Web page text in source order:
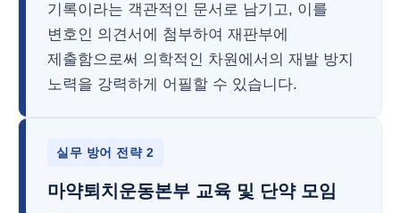
기록이라는 객관적인 문서로 남기고, 이를
변호인 의견서에 첨부하여 재판부에
제출함으로써 의학적인 차원에서의 재발 방지
노력을 강력하게 어필할 수 있습니다.
실무 방어 전략 2
마약퇴치운동본부 교육 및 단약 모임